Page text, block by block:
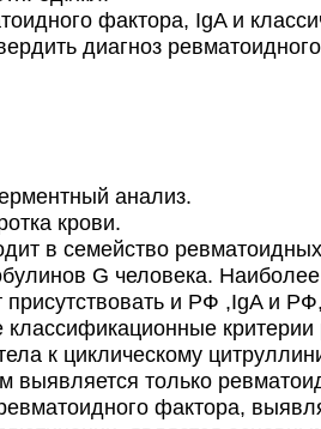
поражения почек
миокардиопатий
фактора, IgA и
диагноз
анализ.
крови.
в семейство
G человека.
и РФ ,IgA и
критерии
к циклическому
выявляется только
фактора,